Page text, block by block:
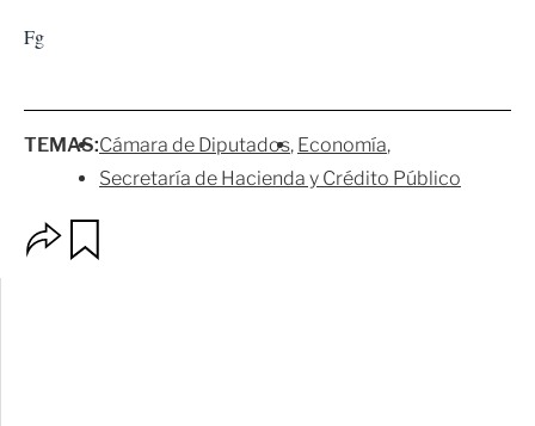
Fg
TEMAS:Cámara de Diputados Economía
Secretaría de Hacienda y Crédito Público
p